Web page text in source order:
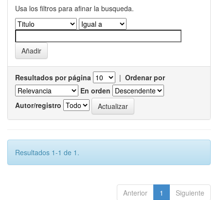
Usa los filtros para afinar la busqueda.
Resultados por página | Ordenar por
En orden
Autor/registro
Resultados 1-1 de 1.
Anterior 1 Siguiente